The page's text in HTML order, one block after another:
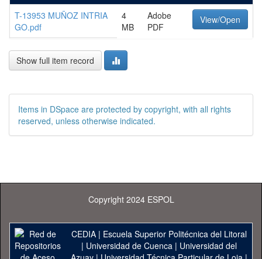
T-13953 MUÑOZ INTRIA
GO.pdf
4
MB
Adobe
PDF
View/Open
Show full item record
Items in DSpace are protected by copyright, with all rights
reserved, unless otherwise indicated.
Copyright 2024 ESPOL
CEDIA| Escuela Superior Politécnica del Litoral
| Universidad de Cuenca| Universidad del